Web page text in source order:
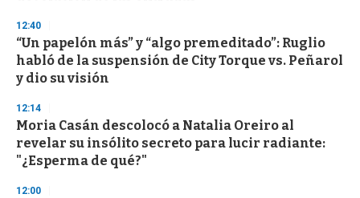
12:40
“Un papelón más” y “algo premeditado”: Ruglio
habló de la suspensión de City Torque vs. Peñarol
y dio su visión
12:14
Moria Casán descolocó a Natalia Oreiro al
revelar su insólito secreto para lucir radiante:
"¿Esperma de qué?"
12:00